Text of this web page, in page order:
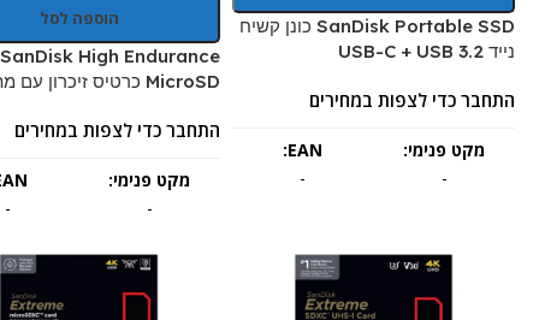
SanDisk Portable SSD כונן קשיח
נייד USB-C + USB 3.2
התחבר כדי לצפות במחירים
מקט פנימי:
-
EAN:
-
הוספה לסל
SanDisk High Endurance
MicroSD כרטיס זיכרון עם מתאם
התחבר כדי לצפות במחירים
מקט פנימי:
-
-